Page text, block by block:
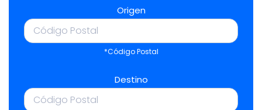
Origen
*Código Postal
Destino